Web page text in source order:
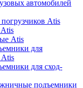
автомобилей
Atis
Atis
для
Atis
для сход-
подъемники